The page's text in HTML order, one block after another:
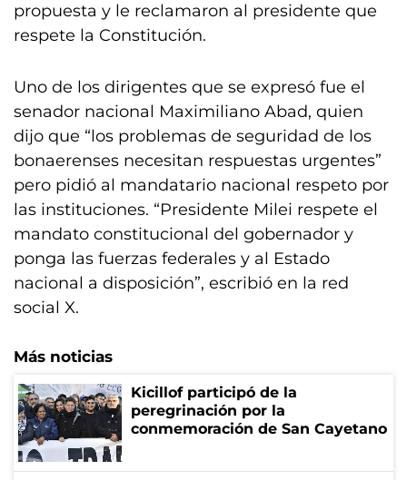
propuesta y le reclamaron al presidente que
respete la Constitución.
Uno de los dirigentes que se expresó fue el
senador nacional Maximiliano Abad, quien
dijo que “los problemas de seguridad de los
bonaerenses necesitan respuestas urgentes”
pero pidió al mandatario nacional respeto por
las instituciones. “Presidente Milei respete el
mandato constitucional del gobernador y
ponga las fuerzas federales y al Estado
nacional a disposición”, escribió en la red
social X.
Más noticias
Kicillof participó de la
peregrinación por la
conmemoración de San Cayetano